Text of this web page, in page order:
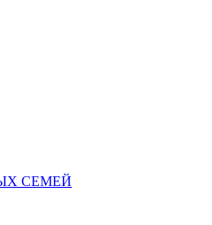
СЕМЕЙ